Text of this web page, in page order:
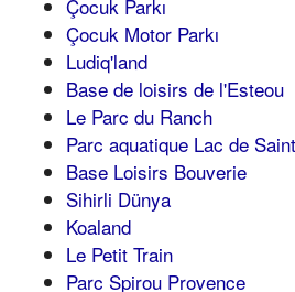
Çocuk Parkı
Çocuk Motor Parkı
Ludiq'land
Base de loisirs de l'Esteou
Le Parc du Ranch
Parc aquatique Lac de
Base Loisirs Bouverie
Sihirli Dünya
Koaland
Le Petit Train
Parc Spirou Provence